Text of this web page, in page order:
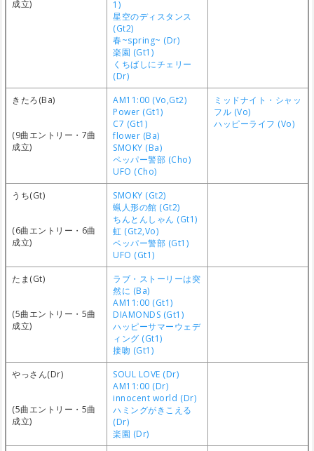
成立)
1)
星空のディスタンス
(Gt2)
春~spring~ (Dr)
楽園 (Gt1)
くちばしにチェリー
(Dr)
きたろ(Ba)
(9曲エントリー・7曲
成立)
AM11:00 (Vo,Gt2)
Power (Gt1)
C7 (Gt1)
flower (Ba)
SMOKY (Ba)
ペッパー警部 (Cho)
UFO (Cho)
ミッドナイト・シャッ
フル (Vo)
ハッピーライフ (Vo)
うち(Gt)
(6曲エントリー・6曲
成立)
SMOKY (Gt2)
蝋人形の館 (Gt2)
ちんとんしゃん (Gt1)
虹 (Gt2,Vo)
ペッパー警部 (Gt1)
UFO (Gt1)
たま(Gt)
(5曲エントリー・5曲
成立)
ラブ・ストーリーは突
然に (Ba)
AM11:00 (Gt1)
DIAMONDS (Gt1)
ハッピーサマーウェデ
ィング (Gt1)
接吻 (Gt1)
やっさん(Dr)
(5曲エントリー・5曲
成立)
SOUL LOVE (Dr)
AM11:00 (Dr)
innocent world (Dr)
ハミングがきこえる
(Dr)
楽園 (Dr)